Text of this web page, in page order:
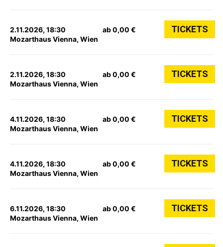
2.11.2026, 18:30
Mozarthaus Vienna, Wien
ab 0,00 € TICKETS
2.11.2026, 18:30
Mozarthaus Vienna, Wien
ab 0,00 € TICKETS
4.11.2026, 18:30
Mozarthaus Vienna, Wien
ab 0,00 € TICKETS
4.11.2026, 18:30
Mozarthaus Vienna, Wien
ab 0,00 € TICKETS
6.11.2026, 18:30
Mozarthaus Vienna, Wien
ab 0,00 € TICKETS